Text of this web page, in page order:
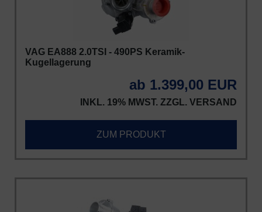
VAG EA888 2.0TSI - 490PS Keramik-
Kugellagerung
ab 1.399,00 EUR
INKL. 19% MWST. ZZGL. VERSAND
ZUM PRODUKT